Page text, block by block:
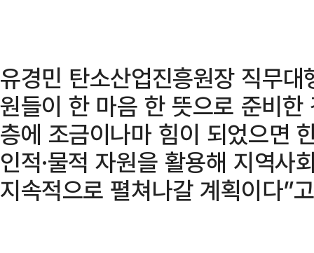
유경민 탄소산업진흥원장 직무
원들이 한 마음 한 뜻으로 준비
층에 조금이나마 힘이 되었으면
인적·물적 자원을 활용해 지역사
지속적으로 펼쳐나갈 계획이다”